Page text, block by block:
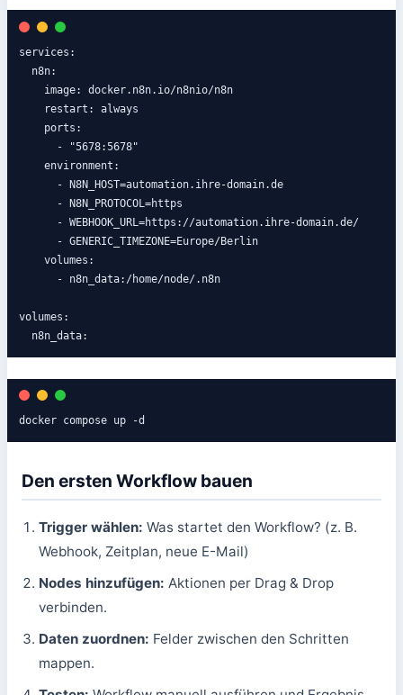
services:
  n8n:
    image: docker.n8n.io/n8nio/n8n
    restart: always
    ports:
      - "5678:5678"
    environment:
      - N8N_HOST=automation.ihre-domain.de
      - N8N_PROTOCOL=https
      - WEBHOOK_URL=https://automation.ihre-domain.de/
      - GENERIC_TIMEZONE=Europe/Berlin
    volumes:
      - n8n_data:/home/node/.n8n
volumes:
  n8n_data:
docker compose up -d
Den ersten Workflow bauen
Trigger wählen: Was startet den Workflow? (z. B.
Webhook, Zeitplan, neue E-Mail)
Nodes hinzufügen: Aktionen per Drag & Drop
verbinden.
Daten zuordnen: Felder zwischen den Schritten
mappen.